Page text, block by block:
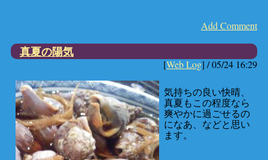
Add Comment
真夏の陽気
[Web Log] /05/24 16:29
気持ちの良い快晴、
真夏もこの程度なら
爽やかに過ごせるの
になあ、などと思い
ます。